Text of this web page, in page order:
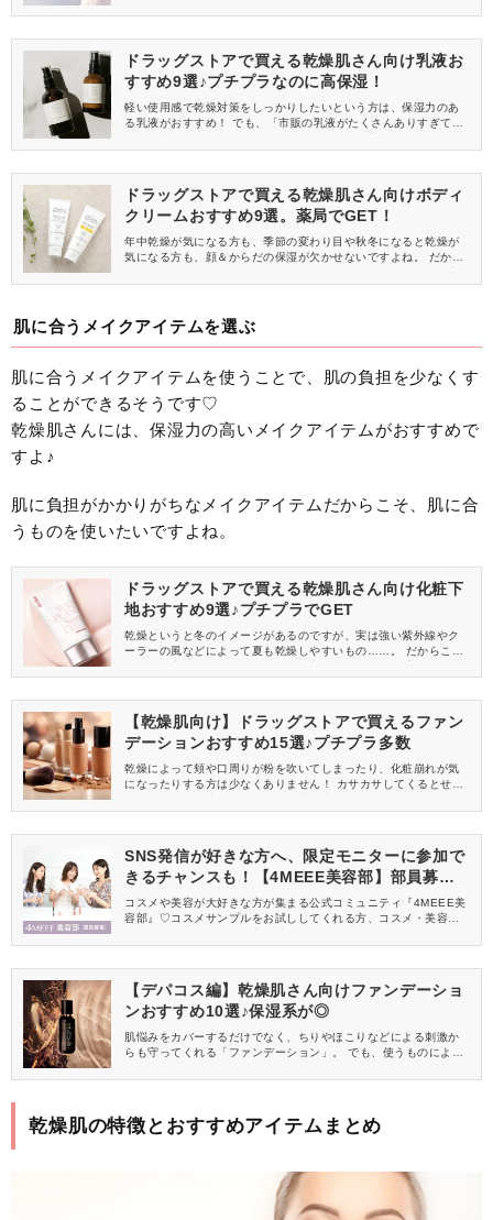
まな使い方で取り入れられているんです。 そこで今回は、スキン
ドラッグストアで買える乾燥肌さん向け乳液お
すすめ9選♪プチプラなのに高保湿！
軽い使用感で乾燥対策をしっかりしたいという方は、保湿力のあ
る乳液がおすすめ！ でも、「市販の乳液がたくさんありすぎて、
いでしょうか。 そこで今回は、ドラッグストアで買える乾燥肌さ
ドラッグストアで買える乾燥肌さん向けボディ
クリームおすすめ9選。薬局でGET！
年中乾燥が気になる方も、季節の変わり目や秋冬になると乾燥が
気になる方も、顔＆からだの保湿が欠かせないですよね。 だから
心！ そこで今回は、ドラッグストアで買える乾燥肌さん向けのボ
肌に合うメイクアイテムを選ぶ
肌に合うメイクアイテムを使うことで、肌の負担を少なくす
ることができるそうです♡
乾燥肌さんには、保湿力の高いメイクアイテムがおすすめで
すよ♪
肌に負担がかかりがちなメイクアイテムだからこそ、肌に合
うものを使いたいですよね。
ドラッグストアで買える乾燥肌さん向け化粧下
地おすすめ9選♪プチプラでGET
乾燥というと冬のイメージがあるのですが、実は強い紫外線やク
ーラーの風などによって夏も乾燥しやすいもの……。 だからこ
ンケアでしっかり保湿することも大切ですが、ベースメイクで保
ッグストアで買えるおすすめの化粧下地をご紹介します♪
【乾燥肌向け】ドラッグストアで買えるファン
デーションおすすめ15選♪プチプラ多数
乾燥によって頬や口周りが粉を吹いてしまったり、化粧崩れが気
になったりする方は少なくありません！ カサカサしてくるとせっ
こで今回は、ドラッグストアで買える乾燥肌向けのおすすめファ
SNS発信が好きな方へ、限定モニターに参加で
きるチャンスも！【4MEEE美容部】部員募集
中
コスメや美容が大好きな方が集まる公式コミュニティ『4MEEE美
容部』♡コスメサンプルをお試ししてくれる方、コスメ・美容情報
【デパコス編】乾燥肌さん向けファンデーショ
ンおすすめ10選♪保湿系が◎
肌悩みをカバーするだけでなく、ちりやほこりなどによる刺激か
らも守ってくれる「ファンデーション」。 でも、使うものによっ
さんにおすすめのファンデーションをデパコスからご紹介しま
乾燥肌の特徴とおすすめアイテムまとめ